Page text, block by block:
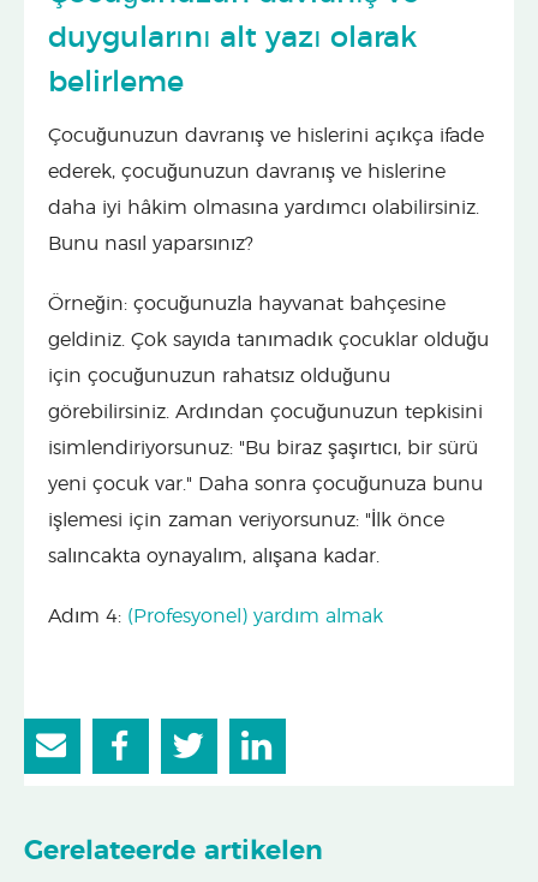
duygularını alt yazı olarak
belirleme
Çocuğunuzun davranış ve hislerini açıkça ifade
ederek, çocuğunuzun davranış ve hislerine
daha iyi hâkim olmasına yardımcı olabilirsiniz.
Bunu nasıl yaparsınız?
Örneğin: çocuğunuzla hayvanat bahçesine
geldiniz. Çok sayıda tanımadık çocuklar olduğu
için çocuğunuzun rahatsız olduğunu
görebilirsiniz. Ardından çocuğunuzun tepkisini
isimlendiriyorsunuz: "Bu biraz şaşırtıcı, bir sürü
yeni çocuk var." Daha sonra çocuğunuza bunu
işlemesi için zaman veriyorsunuz: "İlk önce
salıncakta oynayalım, alışana kadar.
Adım 4: (Profesyonel) yardım almak
Gerelateerde artikelen